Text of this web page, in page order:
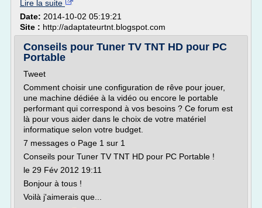
Lire la suite
Date: 2014-10-02 05:19:21
Site : http://adaptateurtnt.blogspot.com
Conseils pour Tuner TV TNT HD pour PC
Portable
Tweet
Comment choisir une configuration de rêve pour jouer,
une machine dédiée à la vidéo ou encore le portable
performant qui correspond à vos besoins ? Ce forum est
là pour vous aider dans le choix de votre matériel
informatique selon votre budget.
7 messages o Page 1 sur 1
Conseils pour Tuner TV TNT HD pour PC Portable !
le 29 Fév 2012 19:11
Bonjour à tous !
Voilà j'aimerais que...